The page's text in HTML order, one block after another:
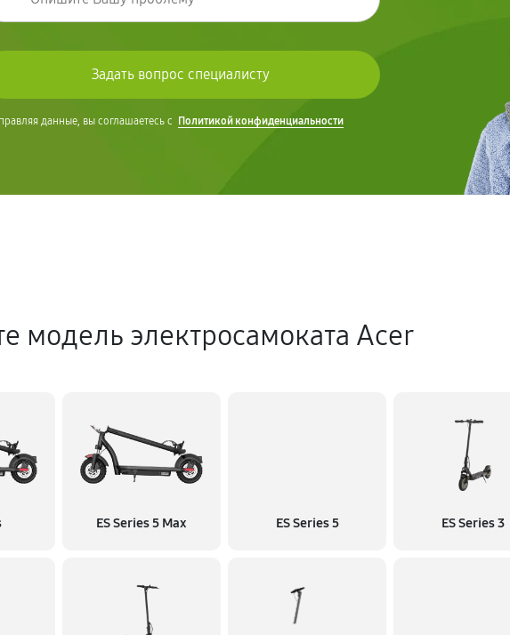
данные, вы соглашаетесь с Политикой конфиденциальности
модель электросамоката Acer
ES Series 5 Max ES Series 5 ES Series 3